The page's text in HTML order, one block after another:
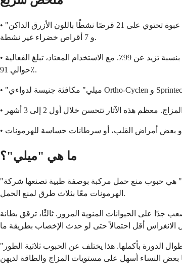
• "ميلي" هي حبوب منع حمل مركبة أحادية الطور تحتوي على 0.250 ملغ من النورجيستيمات (بروجستين) و 0.035 ملغ من الإيثينيل استراديول (استروجين). كل عبوة تحتوي على 21 قرصًا نشطًا باللون الأزرق الداكن
و 7 أقراص خضراء غير نشطة.
• تمنع الحمل عن طريق إيقاف الإباضة، وزيادة سماكة مخاط عنق الرحم، وترقيق بطانة الرحم. مع الاستخدام المثالي، فإن الحبوب المركبة مثل "ميلي" فعالة بنسبة تزيد عن 99٪. مع الاستخدام المعتاد، تبلغ الفعالية
حوالي 91٪.
ما هي "ميلي"؟
"ميلي" هي حبوب منع حمل مركبة بوصفة طبية تصنعها شركة Aurobindo Pharma. تحتوي على هرمونين: النورجيستيمات، وهو نوع من البروجستين، والإيثينيل استراديول، وهو استروجين صناعي. تعمل هذه
الهرمونات معًا بثلاث طرق لمنع الحمل.
على الحيوانات المنوية المرور. ثالثًا، ترقق بطانة
"ميلي" هي حبوب أحادية الطور، مما يعني أن كل قرص نشط يوصل نفس جرعة الهرمونات طوال الدورة بأكملها. هذا يختلف عن الحبوب ثلاثية الطور (مثل Tri-Mili أو Tri-Sprintec) التي تغير مستويات الهرمونات